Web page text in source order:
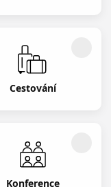
Cestování
Konference